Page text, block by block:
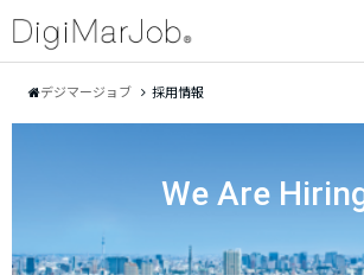
デジマージョブ 採用情報
We Are